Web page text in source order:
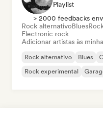
Playlist
> 2000 feedbacks
Rock alternativoBlues
Electronic rock
Adicionar artistas às
Rock alternativo Blues
Rock experimental